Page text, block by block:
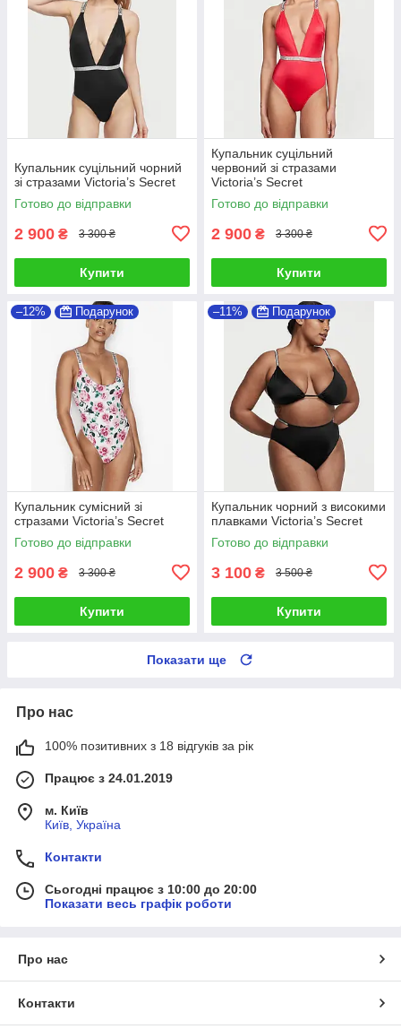
Купальник суцільний чорний
зі стразами Victoria’s Secret
Готово до відправки
2 900 ₴ 3 300 ₴
Купити
Купальник суцільний
червоний зі стразами
Victoria’s Secret
Готово до відправки
2 900 ₴ 3 300 ₴
Купити
–12% Подарунок
Купальник сумісний зі
стразами Victoria’s Secret
Готово до відправки
2 900 ₴ 3 300 ₴
Купити
–11% Подарунок
Купальник чорний з високими
плавками Victoria’s Secret
Готово до відправки
3 100 ₴ 3 500 ₴
Купити
Показати ще
Про нас
100% позитивних з 18 відгуків за рік
Працює з 24.01.2019
м. Київ
Київ, Україна
Контакти
Сьогодні працює з 10:00 до 20:00
Показати весь графік роботи
Про нас
Контакти